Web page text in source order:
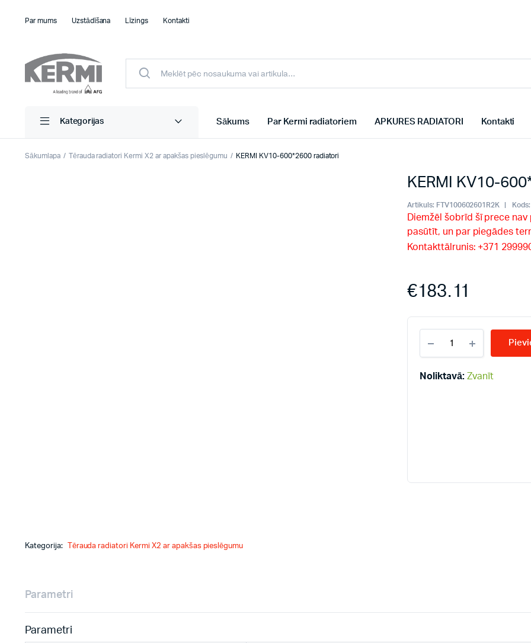
Par mums Uzstādīšana Līzings Kontakti
Kategorijas Sākums Par Kermi radiatoriem APKURES RADIATORI Kontakti
Sākumlapa Tērauda radiatori Kermi X2 ar apakšas pieslēgumu KERMI KV10-600*2600 radiatori
KERMI KV10-
Artikuls: FTV100602601R2K Kods:
Diemžēl šobrīd šī prece
pasūtīt, un par piegādes
Kontakttālrunis: +371
€183.11
KV10-
600*2600
quantity
Noliktavā: Zvanīt
Kategorija: Tērauda radiatori Kermi X2 ar apakšas pieslēgumu
Parametri
Parametri